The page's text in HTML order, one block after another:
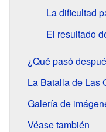
La dificultad
El resultado
¿Qué pasó
La Batalla de Las
Galería de
Véase también